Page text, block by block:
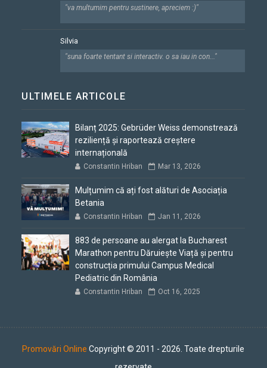
"va multumim pentru sustinere, apreciem :)"
Silvia
"suna foarte tentant si interactiv. o sa iau in con..."
ULTIMELE ARTICOLE
Bilanț 2025: Gebrüder Weiss demonstrează
reziliență și raportează creștere
internațională
Constantin Hriban Mar 13, 2026
Mulțumim că ați fost alături de Asociația
Betania
Constantin Hriban Jan 11, 2026
883 de persoane au alergat la Bucharest
Marathon pentru Dăruiește Viață și pentru
construcția primului Campus Medical
Pediatric din România
Constantin Hriban Oct 16, 2025
Promovări Online Copyright © 2011 - 2026. Toate drepturile